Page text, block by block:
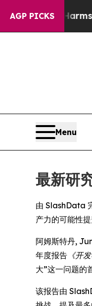
AGP PICKS
Harms to
Menu
最新研
由 SlashData
产力的可能性提
阿姆斯特丹,
年度报告 《开
大”这一问题的
该报告由